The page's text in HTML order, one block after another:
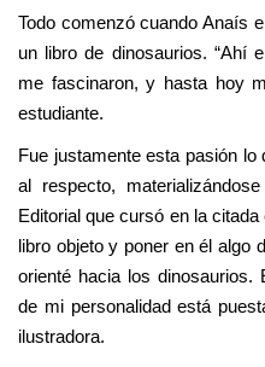
Todo comenzó cuando Anaís
un libro de dinosaurios. “Ahí
me fascinaron, y hasta hoy
estudiante.
Fue justamente esta pasión
al respecto,
Editorial que cursó en la
libro objeto y poner en él
orienté hacia los dinosaurios.
de mi personalidad está
ilustradora.